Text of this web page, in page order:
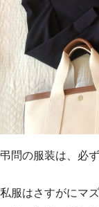
弔問の服装は、必
私服はさすがにマ